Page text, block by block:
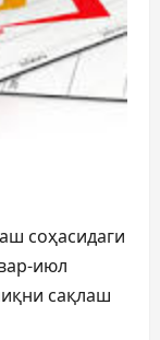
соҳасидаги
июл
сақлаш